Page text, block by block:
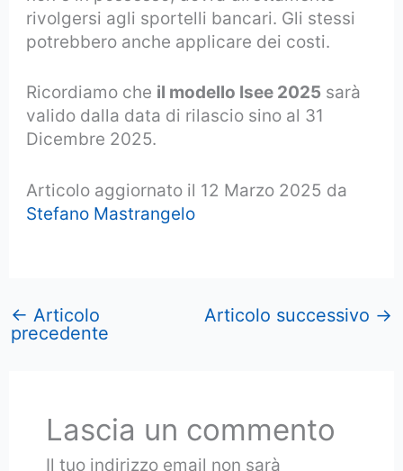
rivolgersi agli sportelli bancari. Gli stessi
potrebbero anche applicare dei costi.
Ricordiamo che il modello Isee 2025 sarà
valido dalla data di rilascio sino al 31
Dicembre 2025.
Articolo aggiornato il 12 Marzo 2025 da
Stefano Mastrangelo
← Articolo
precedente
Articolo successivo →
Lascia un commento
Il tuo indirizzo email non sarà